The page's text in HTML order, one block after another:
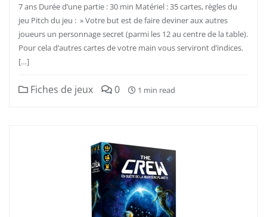
7 ans Durée d’une partie : 30 min Matériel : 35 cartes, règles du
jeu Pitch du jeu : » Votre but est de faire deviner aux autres
joueurs un personnage secret (parmi les 12 au centre de la table).
Pour cela d’autres cartes de votre main vous serviront d’indices.
[…]
Fiches de jeux 0 1 min read